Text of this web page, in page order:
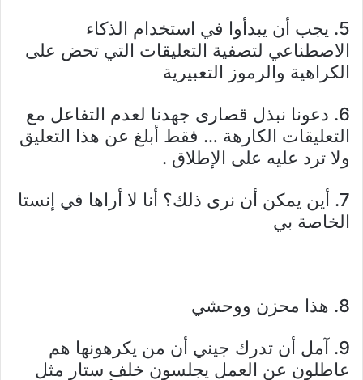
5. يجب أن يبدأوا في استخدام الذكاء
الاصطناعي لتصفية التعليقات التي تحض على
الكراهية والرموز التعبيرية
6. دعونا نبذل قصارى جهدنا لعدم التفاعل مع
التعليقات الكارهة … فقط أبلغ عن هذا التعليق
ولا ترد عليه على الإطلاق .
7. أين يمكن أن نرى ذلك؟ أنا لا أراها في إنستا
الخاصة بي
8. هذا محزن ووحشي
9. آمل أن تدرك جيني أن من يكرهونها هم
عاطلون عن العمل يجلسون خلف ستار مثل